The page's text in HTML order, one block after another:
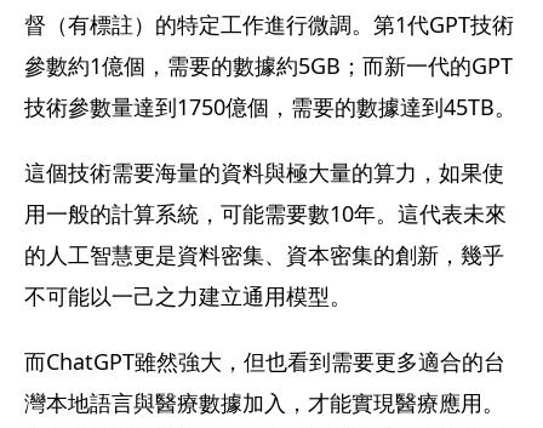
督（有標註）的特定工作進行微調。第1代GPT技術
參數約1億個，需要的數據約5GB；而新一代的GPT
技術參數量達到1750億個，需要的數據達到45TB。
這個技術需要海量的資料與極大量的算力，如果使
用一般的計算系統，可能需要數10年。這代表未來
的人工智慧更是資料密集、資本密集的創新，幾乎
不可能以一己之力建立通用模型。
而ChatGPT雖然強大，但也看到需要更多適合的台
灣本地語言與醫療數據加入，才能實現醫療應用。